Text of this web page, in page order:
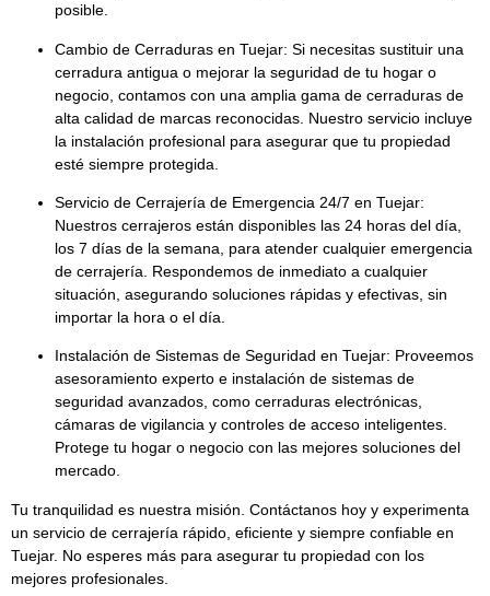
posible.
Cambio de Cerraduras en Tuejar: Si necesitas sustituir una
cerradura antigua o mejorar la seguridad de tu hogar o
negocio, contamos con una amplia gama de cerraduras de
alta calidad de marcas reconocidas. Nuestro servicio incluye
la instalación profesional para asegurar que tu propiedad
esté siempre protegida.
Servicio de Cerrajería de Emergencia 24/7 en Tuejar:
Nuestros cerrajeros están disponibles las 24 horas del día,
los 7 días de la semana , para atender cualquier emergencia
de cerrajería. Respondemos de inmediato a cualquier
situación, asegurando soluciones rápidas y efectivas, sin
importar la hora o el día.
Instalación de Sistemas de Seguridad en Tuejar: Proveemos
asesoramiento experto e instalación de sistemas de
seguridad avanzados, como cerraduras electrónicas,
cámaras de vigilancia y controles de acceso inteligentes.
Protege tu hogar o negocio con las mejores soluciones del
mercado.
Tu tranquilidad es nuestra misión. Contáctanos hoy y experimenta
un servicio de cerrajería rápido, eficiente y siempre confiable en
Tuejar. No esperes más para asegurar tu propiedad con los
mejores profesionales.